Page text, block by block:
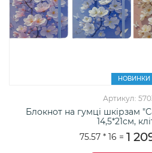
НОВИНКИ
Артикул:
Блокнот на гумці шкірзам
14,5*21см,
75.57 * 16 = 1